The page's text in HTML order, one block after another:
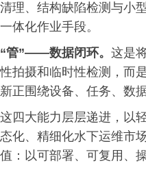
清理、结构缺陷检测与小
一体化作业手段。
“管”——数据闭环。 这是
性拍摄和临时性检测，而
新正围绕设备、任务、数
这四大能力层层递进，以
态化、精细化水下运维市
值：以可部署、可复用、